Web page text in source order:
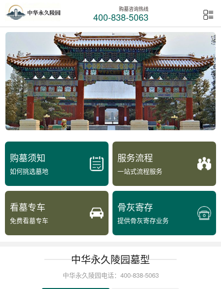
购墓咨询热线
400-838-5063
购墓须知
如何挑选墓地
服务流程
一站式流程服务
看墓专车
免费看墓专车
骨灰寄存
提供骨灰寄存业务
中华永久陵园墓型
中华永久陵园电话：400-838-5063